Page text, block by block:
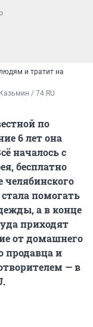
и тратит на
/ 74.RU
по
6 лет она
началось с
бесплатно
челябинского
помогать
а в конце
приходят
от домашнего
продавца и
— в